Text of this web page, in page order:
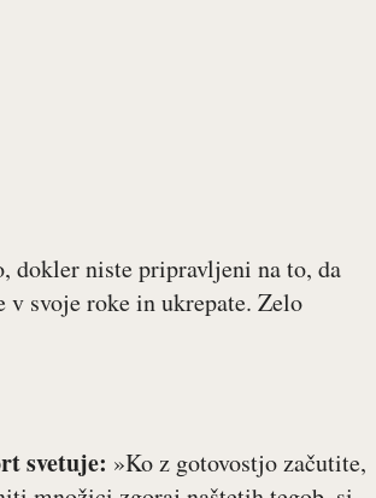
dokler niste pripravljeni na to, da
v svoje roke in ukrepate. Zelo
svetuje: »Ko z gotovostjo začutite,